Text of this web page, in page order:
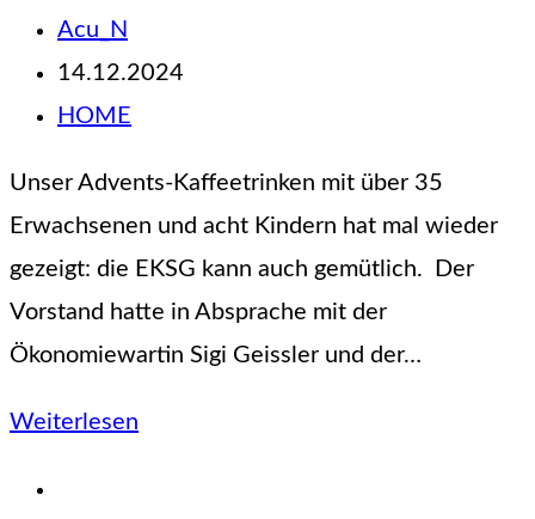
Beitrags-
Autor:
Acu_N
Beitrag
veröffentlicht:
14.12.2024
Beitrags-
HOME
Unser Advents-Kaffeetrinken mit über 35
Erwachsenen und acht Kindern hat mal wieder
gezeigt: die EKSG kann auch gemütlich. Der
Vorstand hatte in Absprache mit der
Ökonomiewartin Sigi Geissler und der…
Weiterlesen